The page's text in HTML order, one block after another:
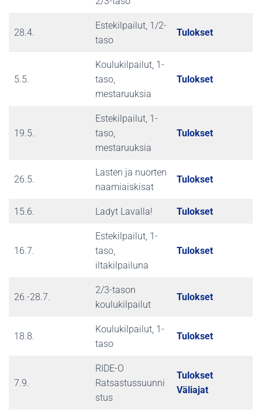
28.4.
Estekilpailut, 1/2-
taso
Tulokset
5.5.
Koulukilpailut, 1-
taso,
mestaruuksia
Tulokset
19.5.
Estekilpailut, 1-
taso,
mestaruuksia
Tulokset
26.5.
Lasten ja nuorten
naamiaiskisat
Tulokset
15.6. Ladyt Lavalla! Tulokset
16.7.
Estekilpailut, 1-
taso,
iltakilpailuna
Tulokset
26.-28.7.
2/3-tason
koulukilpailut
Tulokset
18.8.
Koulukilpailut, 1-
taso
Tulokset
7.9.
RIDE-O
Ratsastussuunni
stus
Tulokset
Väliajat